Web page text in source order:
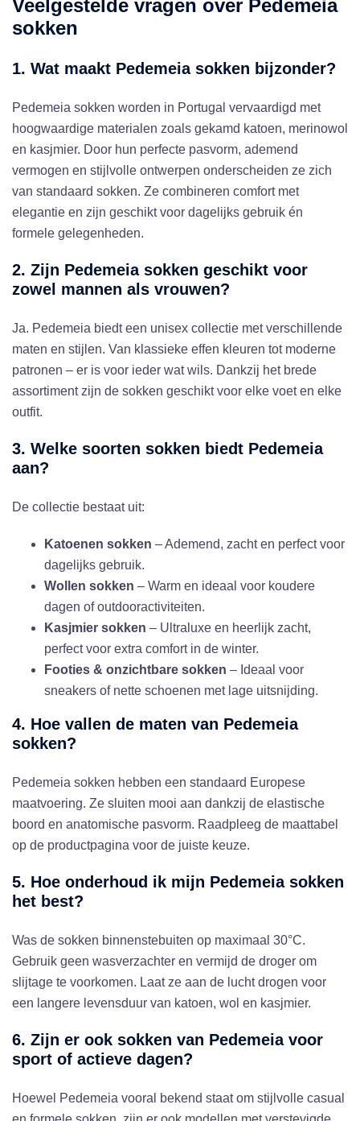
Veelgestelde vragen over Pedemeia
sokken
1. Wat maakt Pedemeia sokken bijzonder?
Pedemeia sokken worden in Portugal vervaardigd met
hoogwaardige materialen zoals gekamd katoen, merinowol
en kasjmier. Door hun perfecte pasvorm, ademend
vermogen en stijlvolle ontwerpen onderscheiden ze zich
van standaard sokken. Ze combineren comfort met
elegantie en zijn geschikt voor dagelijks gebruik én
formele gelegenheden.
2. Zijn Pedemeia sokken geschikt voor
zowel mannen als vrouwen?
Ja. Pedemeia biedt een unisex collectie met verschillende
maten en stijlen. Van klassieke effen kleuren tot moderne
patronen – er is voor ieder wat wils. Dankzij het brede
assortiment zijn de sokken geschikt voor elke voet en elke
outfit.
3. Welke soorten sokken biedt Pedemeia
aan?
De collectie bestaat uit:
Katoenen sokken – Ademend, zacht en perfect voor
dagelijks gebruik.
Wollen sokken – Warm en ideaal voor koudere
dagen of outdooractiviteiten.
Kasjmier sokken – Ultraluxe en heerlijk zacht,
perfect voor extra comfort in de winter.
Footies & onzichtbare sokken – Ideaal voor
sneakers of nette schoenen met lage uitsnijding.
4. Hoe vallen de maten van Pedemeia
sokken?
Pedemeia sokken hebben een standaard Europese
maatvoering. Ze sluiten mooi aan dankzij de elastische
boord en anatomische pasvorm. Raadpleeg de maattabel
op de productpagina voor de juiste keuze.
5. Hoe onderhoud ik mijn Pedemeia sokken
het best?
Was de sokken binnenstebuiten op maximaal 30°C.
Gebruik geen wasverzachter en vermijd de droger om
slijtage te voorkomen. Laat ze aan de lucht drogen voor
een langere levensduur van katoen, wol en kasjmier.
6. Zijn er ook sokken van Pedemeia voor
sport of actieve dagen?
Hoewel Pedemeia vooral bekend staat om stijlvolle casual